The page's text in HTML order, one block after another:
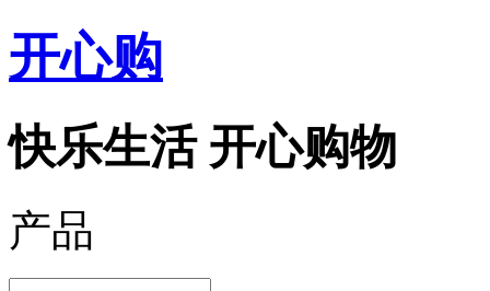
开心购
快乐生活 开心购物
产品